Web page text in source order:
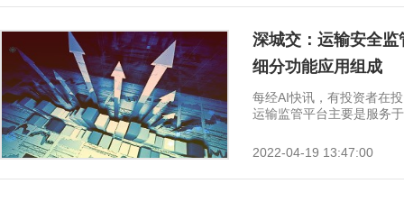
深城交：运输安全
细分功能应用组成
每经AI快讯，有投资者在
运输监管平台主要是服务
2022-04-19 13:47:00